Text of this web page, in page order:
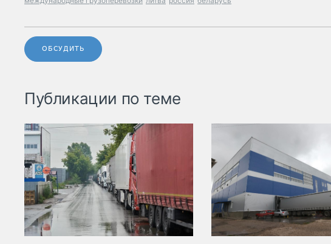
ОБСУДИТЬ
Публикации по теме